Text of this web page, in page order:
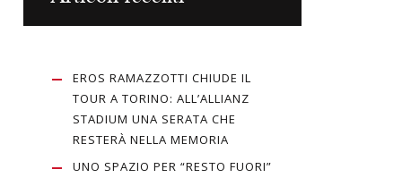
EROS RAMAZZOTTI CHIUDE IL
TOUR A TORINO: ALL’ALLIANZ
STADIUM UNA SERATA CHE
RESTERÀ NELLA MEMORIA
UNO SPAZIO PER “RESTO FUORI”